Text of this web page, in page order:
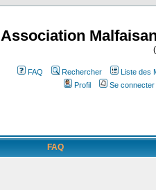
Association
FAQ Rechercher Liste des
Profil
Se
FAQ